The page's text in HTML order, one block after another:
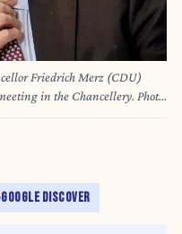
Friedrich Merz (CDU)
in the Chancellery. Photo:
GOOGLE DISCOVER